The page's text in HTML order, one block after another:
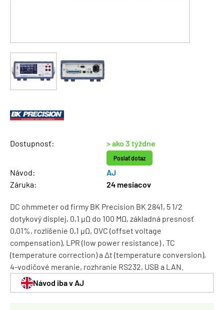
Dostupnosť: > ako 3 týždne
Poslať dotaz
Návod:
AJ
Záruka:
24 mesiacov
DC ohmmeter od firmy BK Precision BK 2841, 5 1/2
dotykový displej, 0,1 μΩ do 100 MΩ, základná presnosť
0,01%, rozlíšenie 0,1 μΩ, OVC (offset voltage
compensation), LPR (low power resistance) , TC
(temperature correction) a Δt (temperature conversion),
4-vodičové meranie, rozhranie RS232, USB a LAN.
Návod iba v AJ